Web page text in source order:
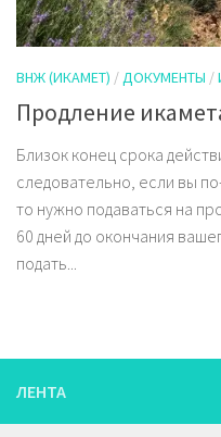
ВНЖ (ИКАМЕТ) /ДОКУМЕНТЫ /
Продление
Близок конец срока
следовательно, если вы
то нужно подаваться на
60 дней до окончания
подать...
ЛЕНТА